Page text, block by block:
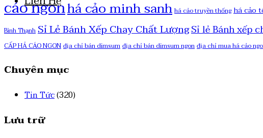
cáo ngonhá cảo minh sanhhá cảo truyền thốnghá cảo
Bình ThạnhSỉ Lẻ Bánh Xếp Chay Chất LượngSỉ lẻ Bánh xếp
CẤP HẢ CÁO NGONđịa chỉ bán dimsumđịa chỉ bán dimsum ngonđịa chỉ mua há cảo
Chuyên mục
Tin Tức(320)
Lưu trữ